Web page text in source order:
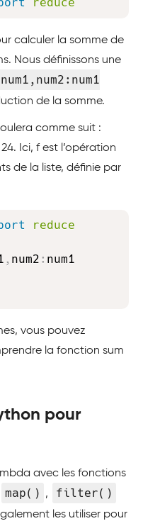
calculer la somme de
Nous définissons une
de la somme.
comme suit :
24. Ici, f est l’opération
de la liste, définie par
reduce
, num2 : num1
vous pouvez
la fonction sum
pour
avec les fonctions
map() , filter()
les utiliser pour